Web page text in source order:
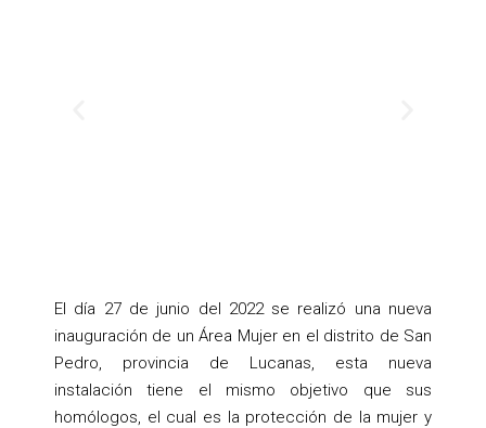
El día 27 de junio del 2022 se realizó una nueva
inauguración de un Área Mujer en el distrito de San
Pedro, provincia de Lucanas, esta nueva
instalación tiene el mismo objetivo que sus
homólogos, el cual es la protección de la mujer y